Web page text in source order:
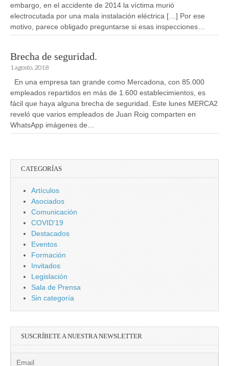
embargo, en el accidente de 2014 la víctima murió
electrocutada por una mala instalación eléctrica […] Por ese
motivo, parece obligado preguntarse si esas inspecciones…
Brecha de seguridad.
1 agosto, 2018
En una empresa tan grande como Mercadona, con 85.000
empleados repartidos en más de 1.600 establecimientos, es
fácil que haya alguna brecha de seguridad. Este lunes MERCA2
reveló que varios empleados de Juan Roig comparten en
WhatsApp imágenes de…
CATEGORÍAS
Artículos
Asociados
Comunicación
COVID'19
Destacados
Eventos
Formación
Invitados
Legislación
Sala de Prensa
Sin categoría
SUSCRÍBETE A NUESTRA NEWSLETTER